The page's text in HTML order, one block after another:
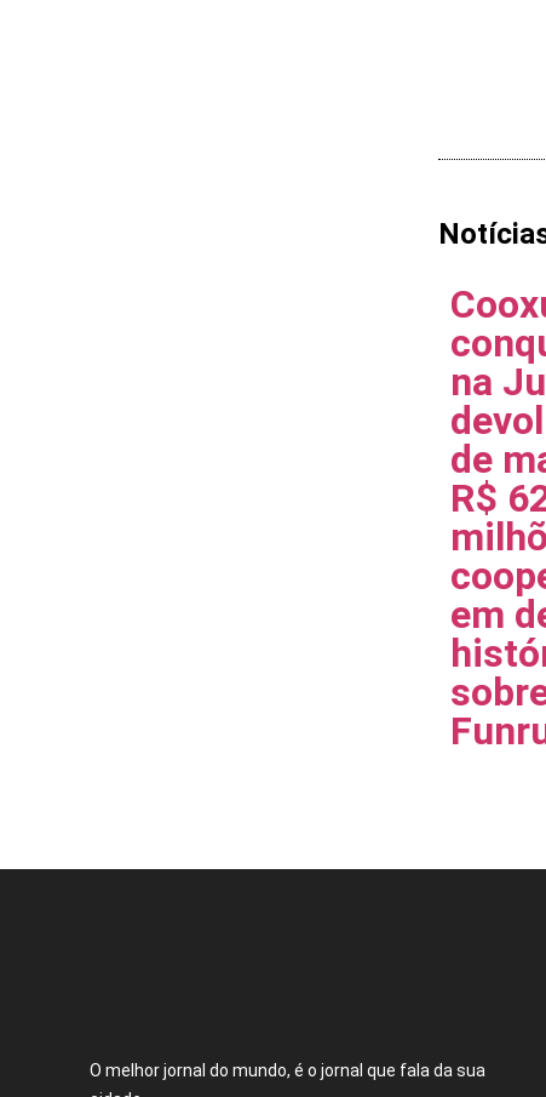
na
de
R$
em
O melhor jornal do mundo, é o jornal que fala da sua